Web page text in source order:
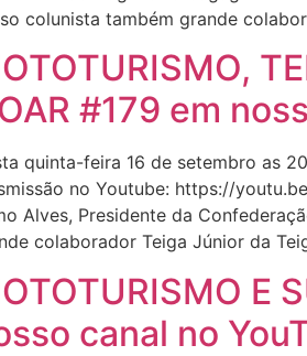
colunista também grande
#179 em
quinta-feira 16 de setembro as
no Youtube: https://
Alves, Presidente da
colaborador Teiga Júnior da
E
canal no